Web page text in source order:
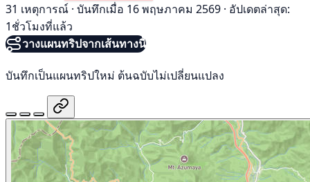
31 เหตุการณ์ · บันทึกเมื่อ 16 พฤษภาคม 2569 · อัปเดตล่าสุด:
1ชั่วโมงที่แล้ว
วางแผนทริปจากเส้นทางนี้
บันทึกเป็นแผนทริปใหม่ ต้นฉบับไม่เปลี่ยนแปลง